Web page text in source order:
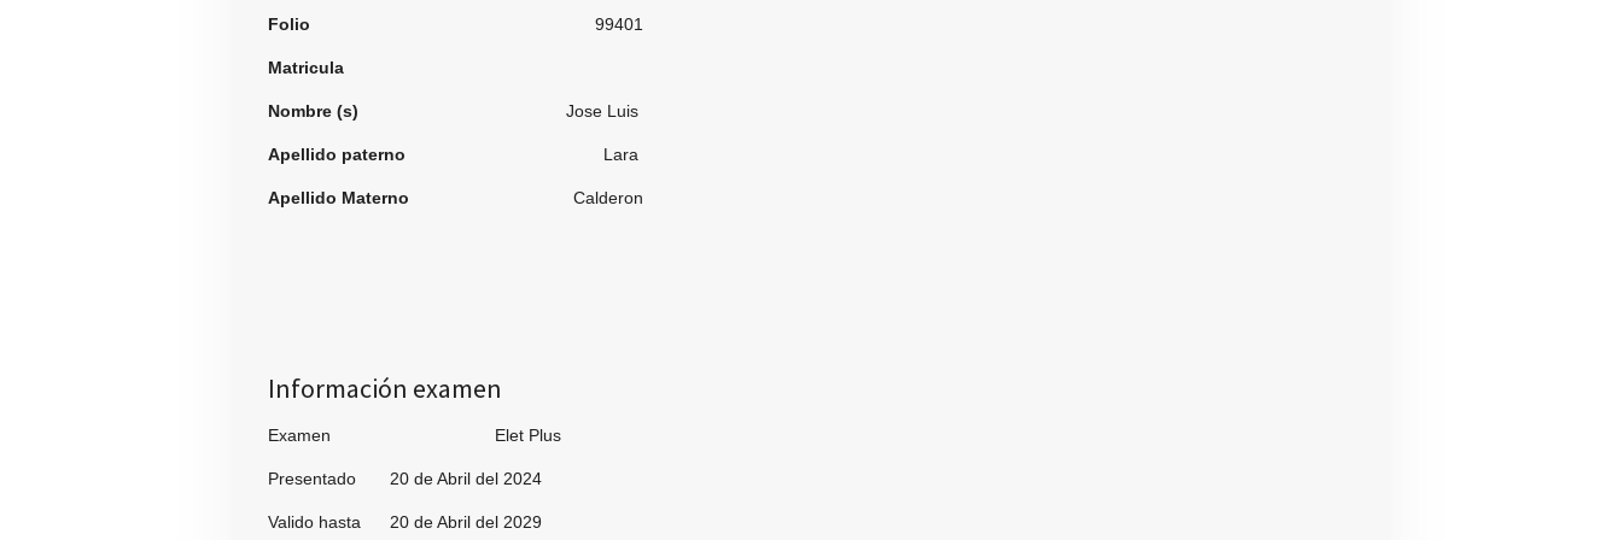
Folio 99401
Matricula
Nombre (s) Jose Luis
Apellido paterno Lara
Apellido Materno Calderon
Información examen
Examen Elet Plus
Presentado 20 de Abril del 2024
Valido hasta 20 de Abril del 2029